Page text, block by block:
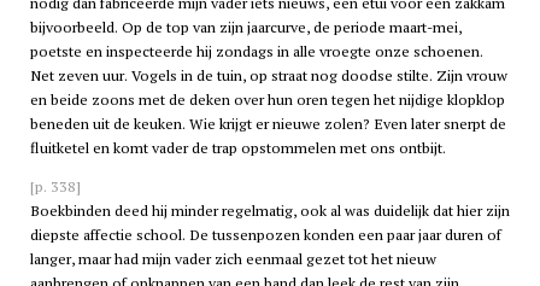
bijvoorbeeld. Op de top van zijn jaarcurve, de periode maart-mei,
poetste en inspecteerde hij zondags in alle vroegte onze schoenen.
Net zeven uur. Vogels in de tuin, op straat nog doodse stilte. Zijn vrouw
en beide zoons met de deken over hun oren tegen het nijdige klopklop
beneden uit de keuken. Wie krijgt er nieuwe zolen? Even later snerpt de
fluitketel en komt vader de trap opstommelen met ons ontbijt.
[p. 338]
Boekbinden deed hij minder regelmatig, ook al was duidelijk dat hier zijn
diepste affectie school. De tussenpozen konden een paar jaar duren of
langer, maar had mijn vader zich eenmaal gezet tot het nieuw